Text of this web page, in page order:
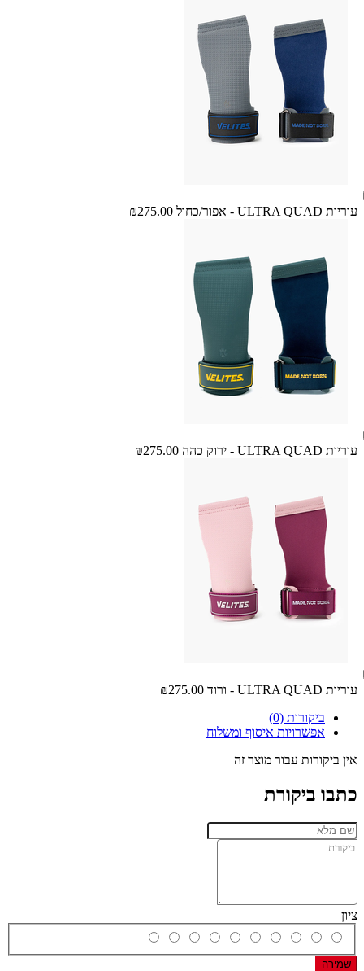
עוריות ULTRA QUAD - אפור/כחול ₪275.00
עוריות ULTRA QUAD - ירוק כהה ₪275.00
עוריות ULTRA QUAD - ורוד
₪275.00
ביקורות (0)
אפשרויות איסוף ומשלוח
אין ביקורות עבור מוצר זה
כתבו ביקורת
ציון
שמירה